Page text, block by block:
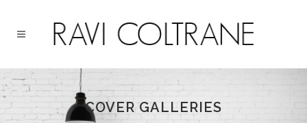
COVER GALLERIES